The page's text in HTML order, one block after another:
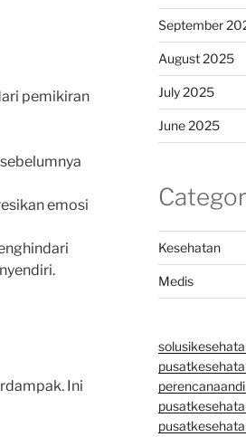
pemikiran
emosi
Ini
September
August 2025
July 2025
June 2025
Kesehatan
Medis